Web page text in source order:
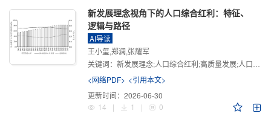
新发展理念视角下的人口综合红利：特征、
逻辑与路径
AI导读
王小玺,郑澜,张耀军
关键词： 新发展理念;人口综合红利;高质量发展;人口政策;中国式现代化
<网络PDF> <引用本文>
更新时间： 2026-06-30
14
| 1 | 0